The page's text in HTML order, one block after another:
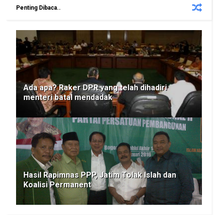
Penting Dibaca..
Ada apa? Raker DPR yang telah dihadiri
menteri batal mendadak
Hasil Rapimnas PPP, Jatim Tolak Islah dan
Koalisi Permanent